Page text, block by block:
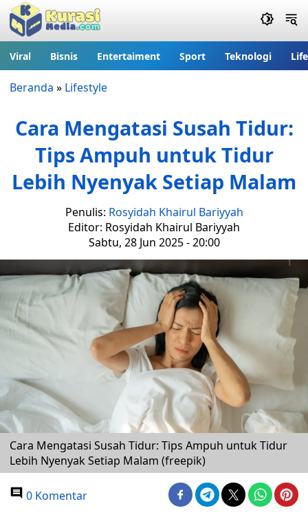
Viral Bisnis Entertaiment Sport Teknologi
Beranda » Lifestyle
Cara Mengatasi Susah Tidur:
Tips Ampuh untuk Tidur
Lebih Nyenyak Setiap Malam
Penulis: Rosyidah Khairul Bariyyah
Editor: Rosyidah Khairul Bariyyah
Sabtu, 28 Jun 2025 - 20:00
Cara Mengatasi Susah Tidur: Tips Ampuh untuk Tidur
Lebih Nyenyak Setiap Malam (freepik)
0 Komentar